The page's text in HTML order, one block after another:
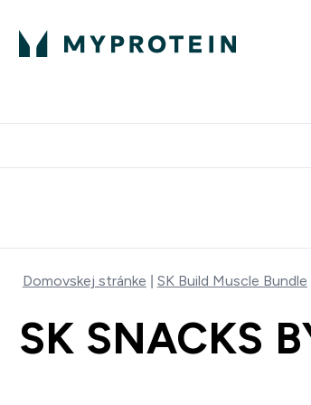
Domovskej stránke SK Build Muscle Bundle
SK SNACKS